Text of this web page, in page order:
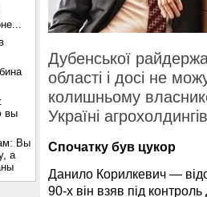
вы
Вы
а
Дубенської
області і досі не
колишньому
Україні
Спочатку був цукор
Данило Корилкевич —
90-х він взяв під